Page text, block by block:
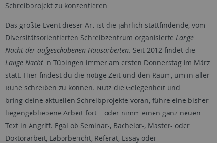
Schreibprojekt zu konzentieren.
Das größte Event dieser Art ist die jährlich stattfindende, vom
Diversitätsorientierten Schreibzentrum organisierte Lange
Nacht der aufgeschobenen Hausarbeiten. Seit 2012 findet die
Lange Nachtin Tübingen immer am ersten Donnerstag im März
statt. Hier findest du die nötige Zeit und den Raum, um in aller
Ruhe schreiben zu können. Nutz die Gelegenheit und
bring deine aktuellen Schreibprojekte voran, führe eine bisher
liegengebliebene Arbeit fort – oder nimm einen ganz neuen
Text in Angriff. Egal ob Seminar-, Bachelor-, Master- oder
Doktorarbeit, Laborbericht, Referat, Essay oder